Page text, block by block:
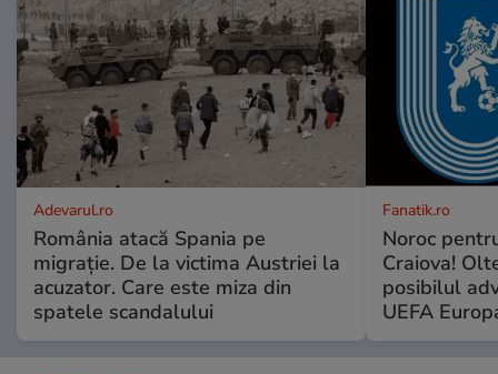
Adevarul.ro
România atacă Spania pe
migrație. De la victima Austriei la
acuzator. Care este miza din
spatele scandalului
Fanatik.ro
Noroc
Craiova!
posibilul
UEFA